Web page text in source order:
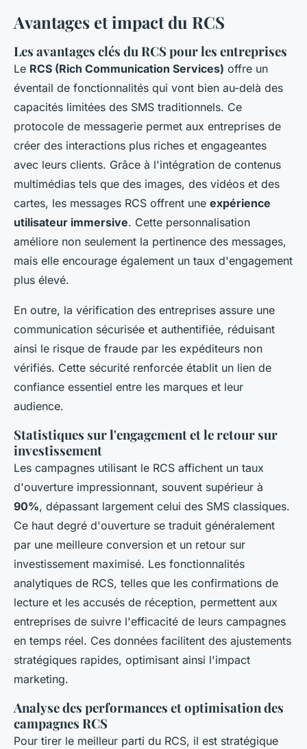
Avantages et impact du RCS
Les avantages clés du RCS pour les entreprises
Le RCS (Rich Communication Services) offre un
éventail de fonctionnalités qui vont bien au-delà des
capacités limitées des SMS traditionnels. Ce
protocole de messagerie permet aux entreprises de
créer des interactions plus riches et engageantes
avec leurs clients. Grâce à l'intégration de contenus
multimédias tels que des images, des vidéos et des
cartes, les messages RCS offrent une expérience
utilisateur immersive. Cette personnalisation
améliore non seulement la pertinence des messages,
mais elle encourage également un taux d'engagement
plus élevé.
En outre, la vérification des entreprises assure une
communication sécurisée et authentifiée, réduisant
ainsi le risque de fraude par les expéditeurs non
vérifiés. Cette sécurité renforcée établit un lien de
confiance essentiel entre les marques et leur
audience.
Statistiques sur l'engagement et le retour sur
investissement
Les campagnes utilisant le RCS affichent un taux
d'ouverture impressionnant, souvent supérieur à
90%, dépassant largement celui des SMS classiques.
Ce haut degré d'ouverture se traduit généralement
par une meilleure conversion et un retour sur
investissement maximisé. Les fonctionnalités
analytiques de RCS, telles que les confirmations de
lecture et les accusés de réception, permettent aux
entreprises de suivre l'efficacité de leurs campagnes
en temps réel. Ces données facilitent des ajustements
stratégiques rapides, optimisant ainsi l'impact
marketing.
Analyse des performances et optimisation des
campagnes RCS
Pour tirer le meilleur parti du RCS, il est stratégique